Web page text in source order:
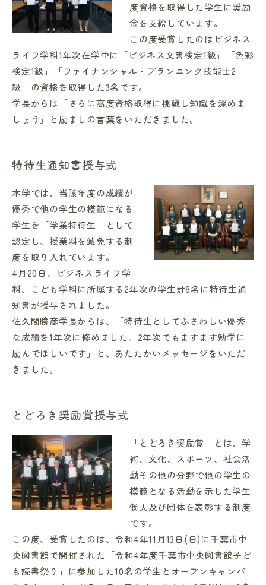
地域・一般の方へ
企業・園・施設の方へ
総合図書館
プライバシーポリシー
度資格を取得した学生に奨励
金を支給しています。
この度受賞したのはビジネス
ライフ学科1年次在学中に「ビジネス文書検定1級」「色彩
検定1級」「ファイナンシャル・プランニング技能士2
級」の資格を取得した3名です。
学長からは「さらに高度資格取得に挑戦し知識を深めま
しょう」と励ましの言葉をいただきました。
特待生通知書授与式
本学では、当該年度の成績が
優秀で他の学生の模範になる
学生を「学業特待生」として
認定し、授業料を減免する制
度を取り入れています。
4月20日、ビジネスライフ学
科、こども学科に所属する2年次の学生計8名に特待生通
知書が授与されました。
佐久間勝彦学長からは、「特待生としてふさわしい優秀
な成績を1年次に修めました。2年次でもますます勉学に
励んでほしいです」と、あたたかいメッセージをいただ
きました。
とどろき奨励賞授与式
「とどろき奨励賞」とは、学
術、文化、スポーツ、社会活
動その他の分野で他の学生の
模範となる活動を示した学生
個人及び団体を表彰する制度
です。
この度、受賞したのは、令和4年11月13日(日)に千葉市中
央図書館で開催された「令和4年度千葉市中央図書館子ど
も読書祭り」に参加した10名の学生とオープンキャンパ